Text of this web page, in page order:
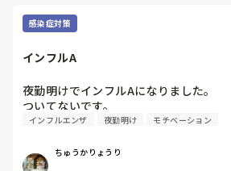
感染症対策
インフルA
夜勤明けでインフルAになりました。
ついてないです。
インフルエンザ 夜勤明け モチベーション
ちゅうかりょうり